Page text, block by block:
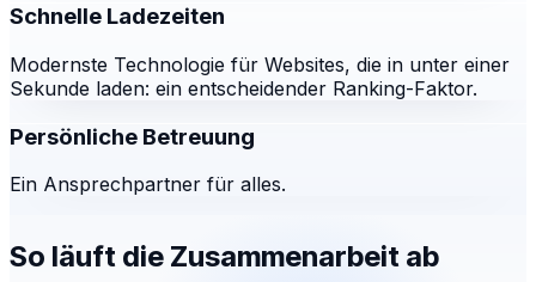
Schnelle Ladezeiten
Modernste Technologie für Websites, die in unter einer
Sekunde laden: ein entscheidender Ranking-Faktor.
Persönliche Betreuung
Ein Ansprechpartner für alles.
So läuft die Zusammenarbeit ab